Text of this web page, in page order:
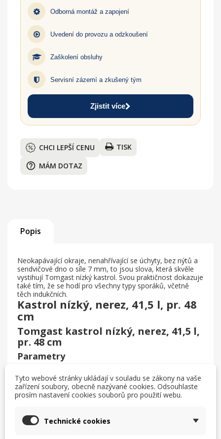
Odborná montáž a zapojení
Uvedení do provozu a odzkoušení
Zaškolení obsluhy
Servisní zázemí a zkušený tým
Zjistit více
CHCI LEPŠÍ CENU TISK
help_outline MÁM DOTAZ
Popis
Neokapávající okraje, nenahřívající se úchyty, bez nýtů a
sendvičové dno o síle 7 mm, to jsou slova, která skvěle
vystihují Tomgast nízký kastrol. Svou praktičnost dokazuje
také tím, že se hodí pro všechny typy sporáků, včetně
těch indukčních.
Kastrol nízký, nerez, 41,5 l, pr. 48
cm
Tomgast kastrol nízký, nerez, 41,5 l,
pr. 48 cm
Parametry
Objem: 41,5 l
Průměr: 48 cm
Barva: nerezová
Tyto webové stránky ukládají v souladu se zákony na vaše
zařízení soubory, obecně nazývané cookies. Odsouhlaste
prosím nastavení cookies souborů pro použití webu.
Technické cookies